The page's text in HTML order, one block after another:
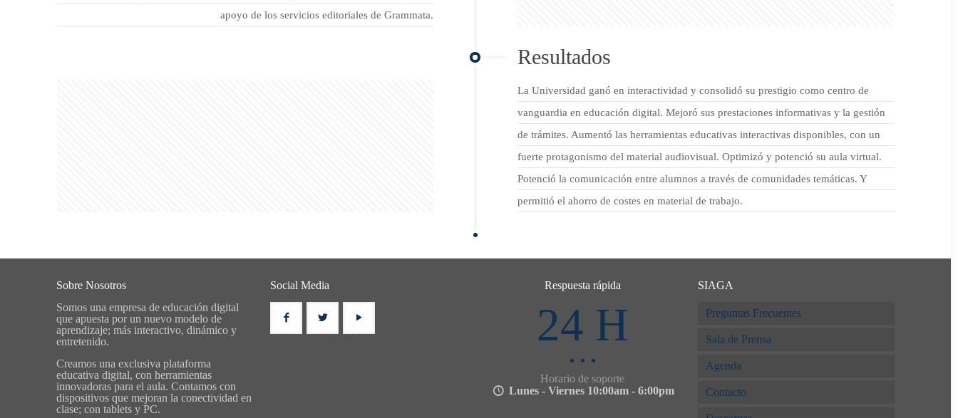
apoyo de los servicios editoriales de Grammata.
Resultados
La Universidad ganó en interactividad y consolidó su prestigio como centro de
vanguardia en educación digital. Mejoró sus prestaciones informativas y la gestión
de trámites. Aumentó las herramientas educativas interactivas disponibles, con un
fuerte protagonismo del material audiovisual. Optimizó y potenció su aula virtual.
Potenció la comunicación entre alumnos a través de comunidades temáticas. Y
permitió el ahorro de costes en material de trabajo.
Sobre Nosotros
Somos una empresa de educación digital
que apuesta por un nuevo modelo de
aprendizaje; más interactivo, dinámico y
entretenido.
Creamos una exclusiva plataforma
educativa digital, con herramientas
innovadoras para el aula. Contamos con
dispositivos que mejoran la conectividad en
clase; con tablets y PC.
Social Media Respuesta rápida
24 H
Horario de soporte
Lunes - Viernes 10:00am - 6:00pm
SIAGA
Preguntas Frecuentes
Sala de Prensa
Agenda
Contacto